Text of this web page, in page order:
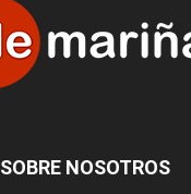
SOBRE NOSOTROS